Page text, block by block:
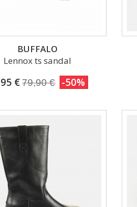
BUFFALO
Lennox ts sandal
€ 79,90 € -50%